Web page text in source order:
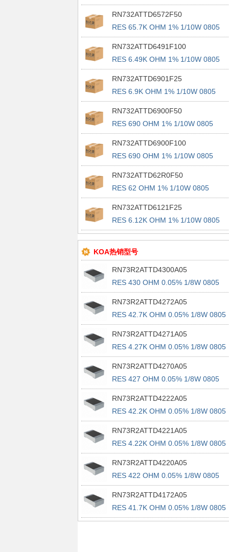
RN732ATTD6572F50
RES 65.7K OHM 1% 1/10W 0805
RN732ATTD6491F100
RES 6.49K OHM 1% 1/10W 0805
RN732ATTD6901F25
RES 6.9K OHM 1% 1/10W 0805
RN732ATTD6900F50
RES 690 OHM 1% 1/10W 0805
RN732ATTD6900F100
RES 690 OHM 1% 1/10W 0805
RN732ATTD62R0F50
RES 62 OHM 1% 1/10W 0805
RN732ATTD6121F25
RES 6.12K OHM 1% 1/10W 0805
KOA热销型号
RN73R2ATTD4300A05
RES 430 OHM 0.05% 1/8W 0805
RN73R2ATTD4272A05
RES 42.7K OHM 0.05% 1/8W 0805
RN73R2ATTD4271A05
RES 4.27K OHM 0.05% 1/8W 0805
RN73R2ATTD4270A05
RES 427 OHM 0.05% 1/8W 0805
RN73R2ATTD4222A05
RES 42.2K OHM 0.05% 1/8W 0805
RN73R2ATTD4221A05
RES 4.22K OHM 0.05% 1/8W 0805
RN73R2ATTD4220A05
RES 422 OHM 0.05% 1/8W 0805
RN73R2ATTD4172A05
RES 41.7K OHM 0.05% 1/8W 0805